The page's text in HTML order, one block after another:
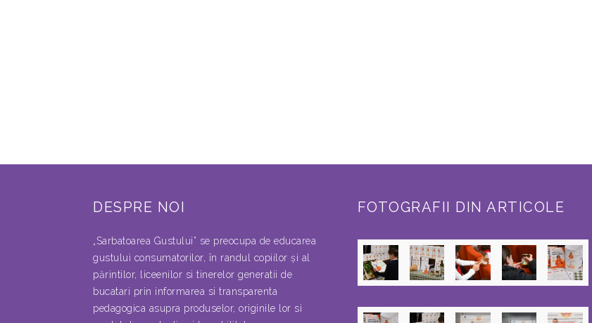
DESPRE NOI
„Sarbatoarea Gustului” se preocupa de educarea
gustului consumatorilor, în randul copiilor şi al
părintilor, liceenilor si tinerelor generatii de
bucatari prin informarea si transparenta
pedagogica asupra produselor, originile lor si
FOTOGRAFII DIN ARTICOLE